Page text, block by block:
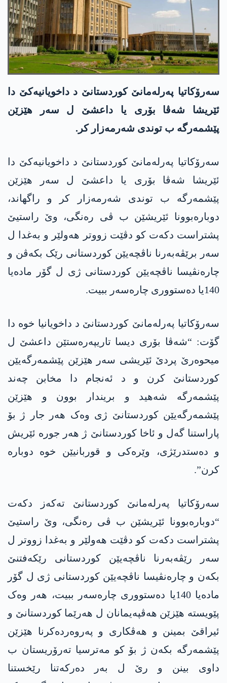
سەرۆکاتیا پەرلەمانێ کوردستانێ د داخویانیەکێ دا
ئێریشا شەڤا بۆری یا داعشێ ل سەر ھێزێن
پێشمەرگە ب توندی شەرمەزار کر.
سەرۆکاتیا پەرلەمانێ کوردستانێ د داخویانیەکێ دا
ئێریشا شەڤا بۆری یا داعشێ ل سەر ھێزێن
پێشمەرگە ب توندی شەرمەزار کر و راگھاند،
دوبارەبوونا ئێریشێن ب ڤی رەنگی، وێ راستیێ
پشتراست دکەت کو دڤێت زووتر ھەولێر و بەغدا ل
سەر برێڤەبەرنا ناڤچەیێن کوردستانی رێک بکەڤن و
چارەنڤیسا ناڤچەیێن کوردستانی ژی ل گۆر مادەیا
140یا دەستووری چارەسەر ببیت.
سەرۆکاتیا پەرلەمانێ کوردستانێ د داخویانیا خوە دا
گۆت: “شەڤا بۆری دیسا تاریپەرەستێن داعشێ ل
میحوەرێ پردێ ئێریشی سەر ھێزێن پێشمەرگەیێن
کوردستانێ کرن و د ئەنجام دا مخابن چەند
پێشمەرگە شەھید و بریندار بوون و ھێزێن
پێشمەرگەیێن کوردستانێ ژی وەک ھەر جار ژ بۆ
پاراستنا گەل و ئاخا کوردستانێ ژ ھەر جورە ئێریش
و دەستدرێژی، وێرەکی و قوربانیێن خوە دوبارە
کرن”.
سەرۆکاتیا پەرلەمانێ کوردستانێ تەکەز دکەت
“دوبارەبوونا ئێریشێن ب ڤی رەنگی، وێ راستیێ
پشتراست دکەت کو دڤێت ھەولێر و بەغدا زووتر ل
سەر رێڤەبەرنا ناڤچەیێن کوردستانی رێکەفتنێ
بکەن و چارەنڤیسا ناڤچەیێن کوردستانی ژی ل گۆر
مادەیا 140یا دەستووری چارەسەر ببیت، ھەر وەک
پێویستە ھێزێن ھەڤپەیمانان ل ھەرێما کوردستانێ و
ئیراقێ بمینن و ھەڤکاری و پەروەردەکرنا ھێزێن
پێشمەرگە بکەن ژ بۆ کو مەترسیا تەرۆریستان ب
داوی بینن و رێ ل بەر دەرکەتنا رێخستنا